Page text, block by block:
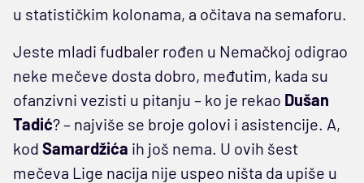
u statističkim kolonama, a očitava na semaforu.
Jeste mladi fudbaler rođen u Nemačkoj odigrao
neke mečeve dosta dobro, međutim, kada su
ofanzivni vezisti u pitanju – ko je rekao Dušan
Tadić? – najviše se broje golovi i asistencije. A,
kod Samardžića ih još nema. U ovih šest
mečeva Lige nacija nije uspeo ništa da upiše u